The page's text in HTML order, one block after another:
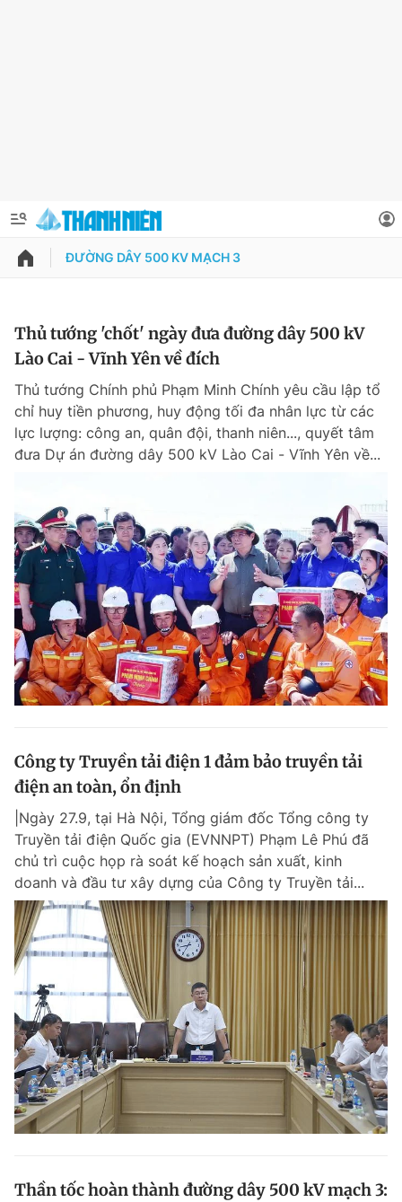
QUẢNG CÁO
Chuyên mục khác
Chào ngày mới Tin 24h
Tin thị trường Tin 360
Video Magazine
Sản phẩm khác
Tiện ích Bạn cần biết
Đọc Thanh Niên trên điện thoại
Theo dõi báo trên
Hotline
0906 645 777
Liên hệ quảng cáo
0908 780 404
Đặt báo Quảng cáo Chính sách bảo
Tổng biên tập: Nguyễn Ngọc Toàn
Tổng thư ký tòa soạn: Đức Trung
Thông tin tài khoản
Đổi mật khẩu
Tin đã lưu
Tin đã xem
ĐƯỜNG DÂY 500 KV MẠCH 3
Thủ tướng 'chốt' ngày đưa đường dây 500 kV
Lào Cai - Vĩnh Yên về đích
Thủ tướng Chính phủ Phạm Minh Chính yêu cầu lập tổ
chỉ huy tiền phương, huy động tối đa nhân lực từ các
lực lượng: công an, quân đội, thanh niên..., quyết tâm
đưa Dự án đường dây 500 kV Lào Cai - Vĩnh Yên về...
Công ty Truyền tải điện 1 đảm bảo truyền tải
điện an toàn, ổn định
|Ngày 27.9, tại Hà Nội, Tổng giám đốc Tổng công ty
Truyền tải điện Quốc gia (EVNNPT) Phạm Lê Phú đã
chủ trì cuộc họp rà soát kế hoạch sản xuất, kinh
doanh và đầu tư xây dựng của Công ty Truyền tải...
Thần tốc hoàn thành đường dây 500 kV mạch 3: